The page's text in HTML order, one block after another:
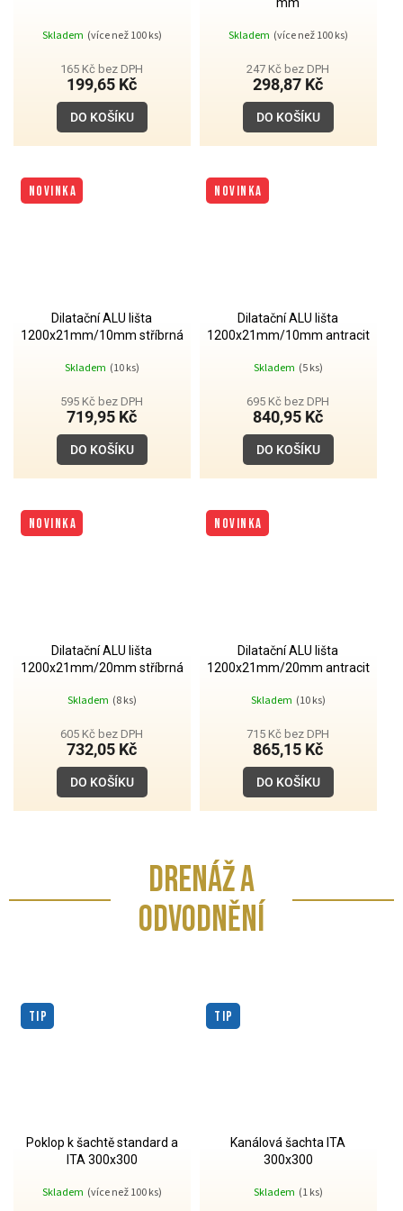
Skladem (více než 100 ks)
165 Kč bez DPH
199,65 Kč
DO KOŠÍKU
Skladem (více než 100 ks)
247 Kč bez DPH
298,87 Kč
DO KOŠÍKU
NOVINKA
Dilatační ALU lišta
1200x21mm/10mm stříbrná
Skladem (10 ks)
595 Kč bez DPH
719,95 Kč
DO KOŠÍKU
NOVINKA
Dilatační ALU lišta
1200x21mm/10mm antracit
Skladem (5 ks)
695 Kč bez DPH
840,95 Kč
DO KOŠÍKU
NOVINKA
Dilatační ALU lišta
1200x21mm/20mm stříbrná
Skladem (8 ks)
605 Kč bez DPH
732,05 Kč
DO KOŠÍKU
NOVINKA
Dilatační ALU lišta
1200x21mm/20mm antracit
Skladem (10 ks)
715 Kč bez DPH
865,15 Kč
DO KOŠÍKU
DRENÁŽ A
ODVODNĚNÍ
TIP
Poklop k šachtě standard a
ITA 300x300
Skladem (více než 100 ks)
TIP
Kanálová šachta ITA
300x300
Skladem (1 ks)